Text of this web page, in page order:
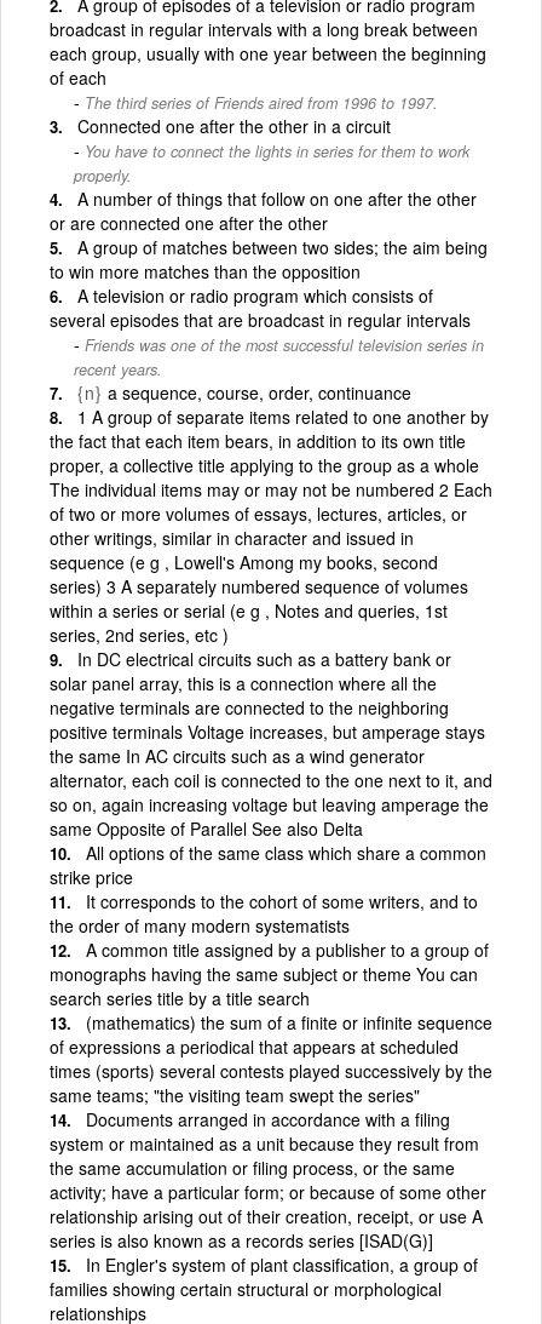
broadcast in regular intervals with a long break between
each group, usually with one year between the beginning
of each
The third series of Friends aired from 1996 to 1997.
Connected one after the other in a circuit
You have to connect the lights in series for them to work
properly.
A number of things that follow on one after the other
or are connected one after the other
A group of matches between two sides; the aim being
to win more matches than the opposition
A television or radio program which consists of
several episodes that are broadcast in regular intervals
Friends was one of the most successful television series in
recent years.
{n} a sequence, course, order, continuance
1 A group of separate items related to one another by
the fact that each item bears, in addition to its own title
proper, a collective title applying to the group as a whole
The individual items may or may not be numbered 2 Each
of two or more volumes of essays, lectures, articles, or
other writings, similar in character and issued in
sequence (e g , Lowell's Among my books, second
series) 3 A separately numbered sequence of volumes
within a series or serial (e g , Notes and queries, 1st
series, 2nd series, etc )
In DC electrical circuits such as a battery bank or
solar panel array, this is a connection where all the
negative terminals are connected to the neighboring
positive terminals Voltage increases, but amperage stays
the same In AC circuits such as a wind generator
alternator, each coil is connected to the one next to it, and
so on, again increasing voltage but leaving amperage the
same Opposite of Parallel See also Delta
All options of the same class which share a common
strike price
It corresponds to the cohort of some writers, and to
the order of many modern systematists
A common title assigned by a publisher to a group of
monographs having the same subject or theme You can
search series title by a title search
(mathematics) the sum of a finite or infinite sequence
of expressions a periodical that appears at scheduled
times (sports) several contests played successively by the
same teams; "the visiting team swept the series"
Documents arranged in accordance with a filing
system or maintained as a unit because they result from
the same accumulation or filing process, or the same
activity; have a particular form; or because of some other
relationship arising out of their creation, receipt, or use A
series is also known as a records series [ISAD(G)]
In Engler's system of plant classification, a group of
families showing certain structural or morphological
relationships